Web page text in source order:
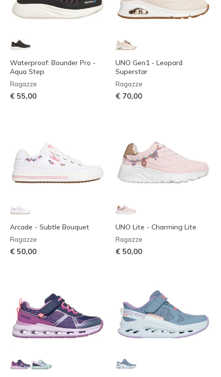
Waterproof: Bounder Pro -
Aqua Step
Ragazze
€ 55,00
UNO Gen1 - Leopard
Superstar
Ragazze
€ 70,00
Arcade - Subtle Bouquet
Ragazze
€ 50,00
UNO Lite - Charming Lite
Ragazze
€ 50,00